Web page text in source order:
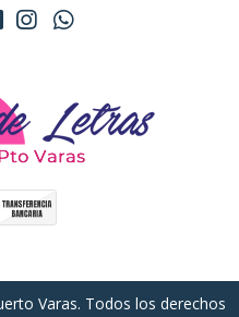
Varas. Todos los derechos